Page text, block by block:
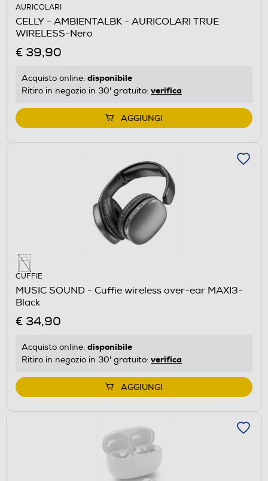
AURICOLARI
CELLY - AMBIENTALBK - AURICOLARI TRUE
WIRELESS-Nero
€ 39,90
Acquisto online: disponibile
Ritiro in negozio in 30' gratuito: verifica
AGGIUNGI
CUFFIE
MUSIC SOUND - Cuffie wireless over-ear MAXI3-
Black
€ 34,90
Acquisto online: disponibile
Ritiro in negozio in 30' gratuito: verifica
AGGIUNGI